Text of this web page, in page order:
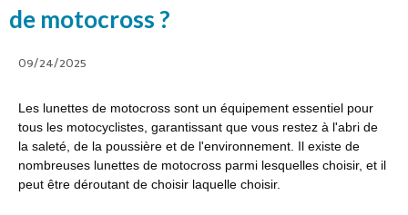
de motocross ?
09/24/2025
Les lunettes de motocross sont un équipement essentiel pour
tous les motocyclistes, garantissant que vous restez à l'abri de
la saleté, de la poussière et de l'environnement. Il existe de
nombreuses lunettes de motocross parmi lesquelles choisir, et il
peut être déroutant de choisir laquelle choisir.